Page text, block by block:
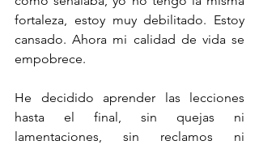
fortaleza, estoy muy debilitado. Estoy
cansado. Ahora mi calidad de vida se
empobrece.
He decidido aprender las lecciones
hasta el final, sin quejas ni
lamentaciones, sin reclamos ni